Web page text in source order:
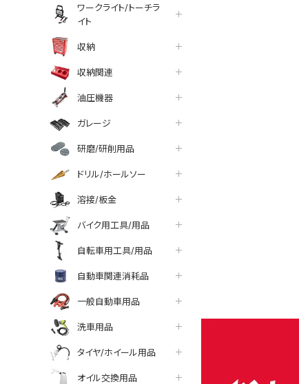
ワークライト/トーチラ
イト
収納
収納関連
油圧機器
ガレージ
研磨/研削用品
ドリル/ホールソー
溶接/板金
バイク用工具/用品
自転車用工具/用品
自動車関連消耗品
一般自動車用品
洗車用品
タイヤ/ホイール用品
オイル交換用品
facebook
line